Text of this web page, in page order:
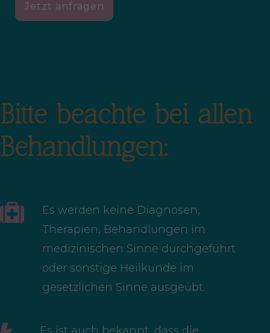
Jetzt anfragen
Bitte beachte bei allen
Behandlungen:
Es werden keine Diagnosen,
Therapien, Behandlungen im
medizinischen Sinne durchgeführt
oder sonstige Heilkunde im
gesetzlichen Sinne ausgeübt.